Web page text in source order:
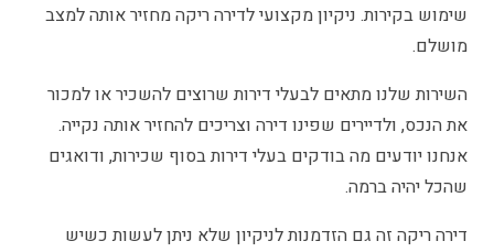
שימוש בקירות. ניקיון מקצועי לדירה ריקה מחזיר אותה למצב
מושלם.
השירות שלנו מתאים לבעלי דירות שרוצים להשכיר או למכור
את הנכס, ולדיירים שפינו דירה וצריכים להחזיר אותה נקייה.
אנחנו יודעים מה בודקים בעלי דירות בסוף שכירות, ודואגים
שהכל יהיה ברמה.
דירה ריקה זה גם הזדמנות לניקיון שלא ניתן לעשות כשיש